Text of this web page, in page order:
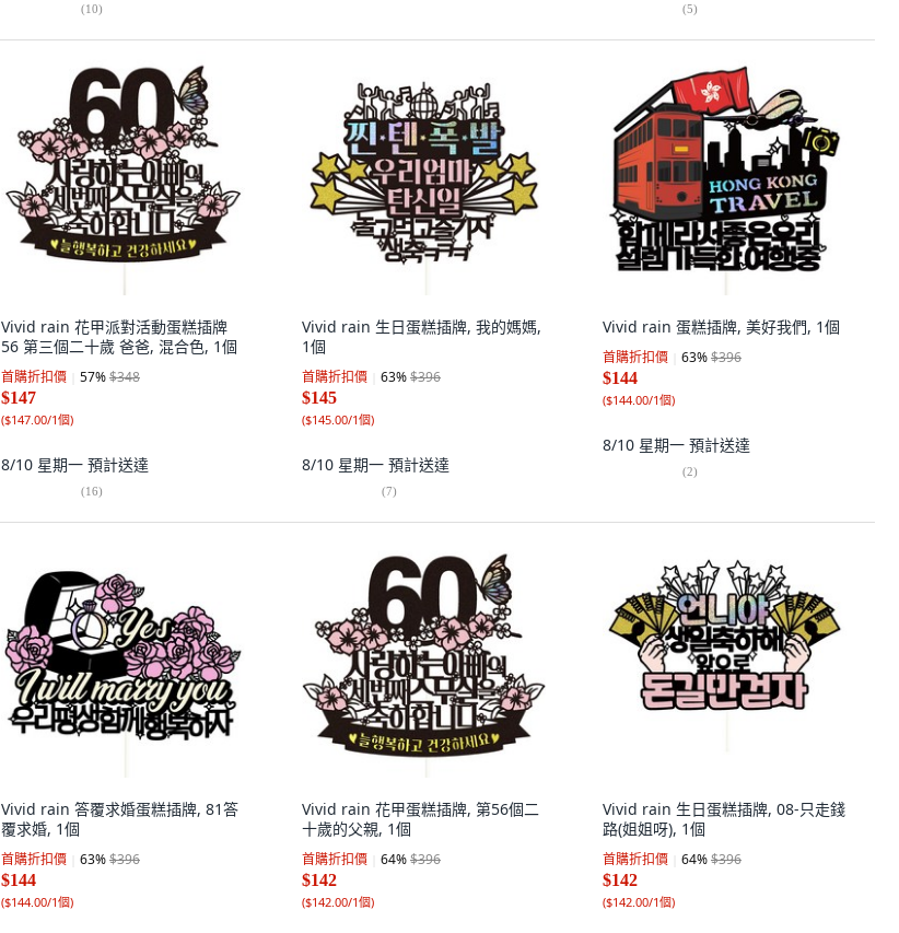
(10) (5)
Vivid rain 花甲派對活動蛋糕插牌
56 第三個二十歲 爸爸, 混合色, 1個
首購折扣價 57%$348
$147
($147.00/1個)
8/10 星期一 預計送達
(16)
Vivid rain 生日蛋糕插牌, 我的媽媽,
1個
首購折扣價 63%$396
$145
($145.00/1個)
8/10 星期一 預計送達
(7)
Vivid rain 蛋糕插牌, 美好我們, 1個
首購折扣價 63%$396
$144
($144.00/1個)
8/10 星期一 預計送達
(2)
Vivid rain 答覆求婚蛋糕插牌, 81答
覆求婚, 1個
首購折扣價 63%$396
$144
($144.00/1個)
Vivid rain 花甲蛋糕插牌, 第56個二
十歲的父親, 1個
首購折扣價 64%$396
$142
($142.00/1個)
Vivid rain 生日蛋糕插牌, 08-只走錢
路(姐姐呀), 1個
首購折扣價 64%$396
$142
($142.00/1個)